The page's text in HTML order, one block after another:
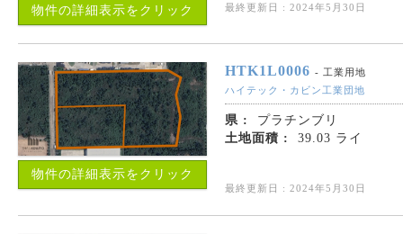
物件の詳細表示をクリック 最終更新日 : 2024年5月30日
物件の詳細表示をクリック
HTK1L0006 - 工業用地
ハイテック・カビン工業団地
県 :
プラチンブリ
土地面積 :
39.03 ライ
最終更新日 : 2024年5月30日